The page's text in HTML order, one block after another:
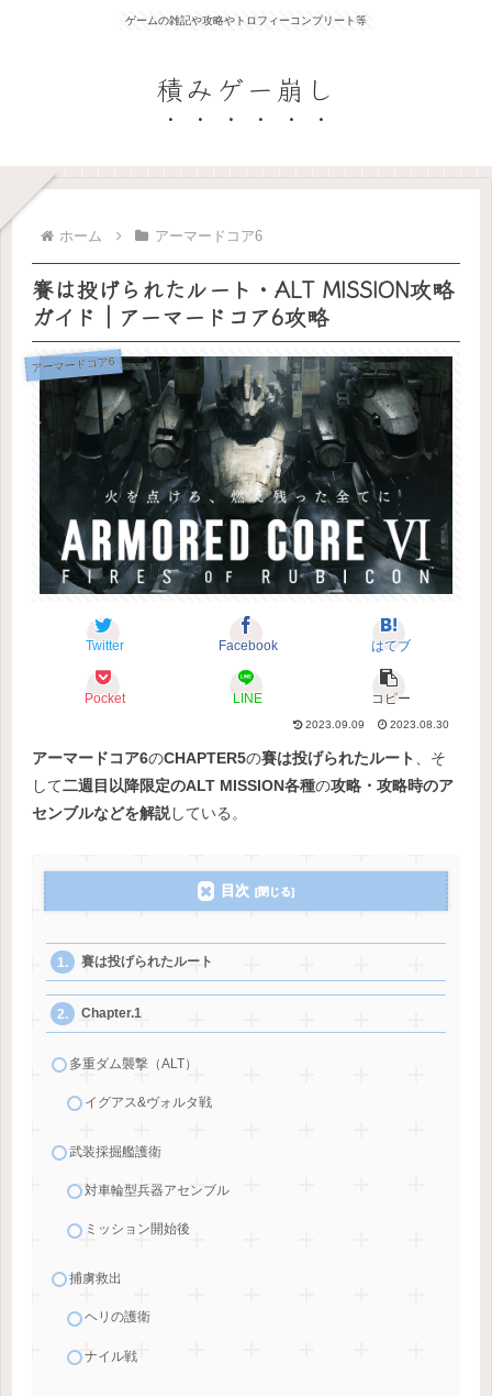
ゲームの雑記や攻略やトロフィーコンプリート等
積みゲー崩し
ホーム アーマードコア6
賽は投げられたルート・ALT MISSION攻略
ガイド｜アーマードコア6攻略
アーマードコア6
Twitter Facebook はてブ
Pocket LINE コピー
2023.09.09 2023.08.30
アーマードコア6のCHAPTER5の賽は投げられたルート
、そ
して二週目以降限定のALT MISSION各種の攻略・攻略時のア
センブルなどを解説している。
目次
賽は投げられたルート
Chapter.1
多重ダム襲撃（ALT）
イグアス&ヴォルタ戦
武装採掘艦護衛
対車輪型兵器アセンブル
ミッション開始後
捕虜救出
ヘリの護衛
ナイル戦